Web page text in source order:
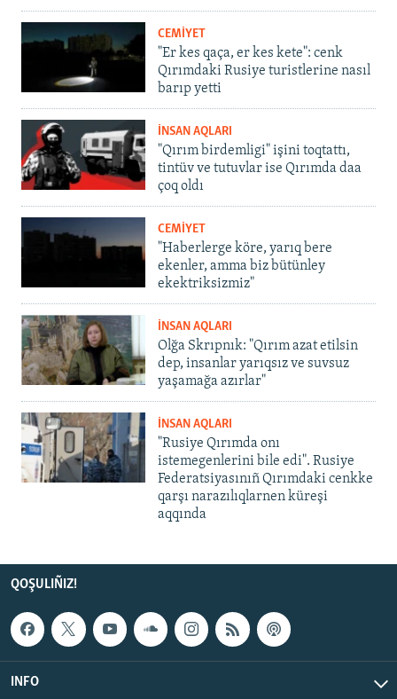
CEMİYET
"Er kes qaça, er kes kete": cenk
Qırımdaki Rusiye turistlerine nasıl
barıp yetti
İNSAN AQLARI
"Qırım birdemligi" işini toqtattı,
tintüv ve tutuvlar ise Qırımda daa
çoq oldı
CEMİYET
"Haberlerge köre, yarıq bere
ekenler, amma biz bütünley
ekektriksizmiz"
İNSAN AQLARI
Olğa Skrıpnık: "Qırım azat etilsin
dep, insanlar yarıqsız ve suvsuz
yaşamağa azırlar"
İNSAN AQLARI
"Rusiye Qırımda onı
istemegenlerini bile edi". Rusiye
Federatsiyasınıñ Qırımdaki cenkke
qarşı narazılıqlarnen küreşi
aqqında
QOŞULIÑIZ!
INFO